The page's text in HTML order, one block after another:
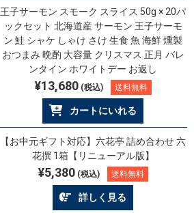
王子サーモン スモーク スライス 50g × 20パ
ックセット 北海道産 サーモン 王子サーモ
ン 鮭 シャケ しゃけ さけ 生食 魚 海鮮 燻製
おつまみ 晩酌 大容量 クリスマス 正月 バレ
ンタイン ホワイトデー お返し
¥13,680(税込) 送料無料
カートにいれる
【お中元ギフト対応】六花亭 詰め合わせ 六
花撰 1箱【リニューアル版】
¥5,380(税込) 送料無料
詳しく見る